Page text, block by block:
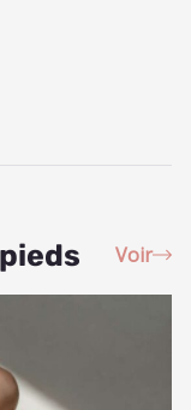
Voir